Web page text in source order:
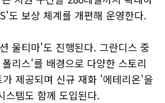
도 보상 체계를 개편해 운영한다.
울티마'도 진행된다. 그란디스 중
리스'를 배경으로 다양한 스토리
제공되며 신규 재화 '에테리온'을
스템도 함께 도입된다.